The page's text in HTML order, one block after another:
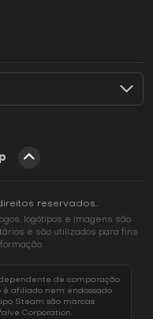
reservados.
logótipos e imagens são
e são utilizados para fins
de comparação
é afiliado nem endossado
Steam são marcas
Corporation.